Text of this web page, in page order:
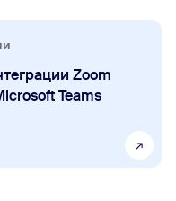
Zoom
Teams